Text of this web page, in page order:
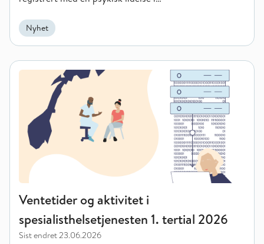
Nyhet
Ventetider og aktivitet i spesialisthelsetjenesten 1. tertial
Ventetider og aktivitet i
spesialisthelsetjenesten 1. tertial 2026
Sist endret23.06.2026